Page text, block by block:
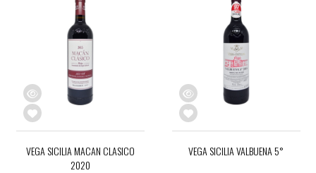
VEGA SICILIA MACAN CLASICO
2020
VEGA SICILIA VALBUENA 5°